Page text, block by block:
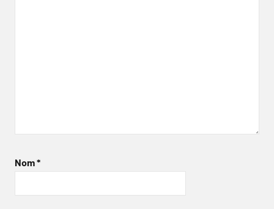
Nom*